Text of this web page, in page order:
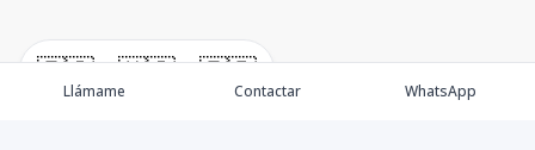
🇪🇸 🇺🇸 🇫🇷
Llámame Contactar WhatsApp